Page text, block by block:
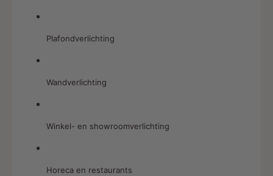
Plafondverlichting
Wandverlichting
Winkel- en showroomverlichting
Horeca en restaurants